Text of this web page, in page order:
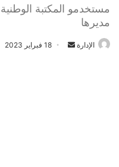
مستخدمو المكتبة
مديرها
الإدارة
أرسل 18 فبراير 2023